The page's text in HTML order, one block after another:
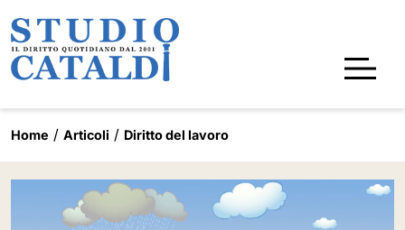
Home Articoli Diritto del lavoro